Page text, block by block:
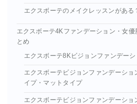
エクスボーテのメイクレッスンがある
エクスボーテ4Kファンデーション・女優
とめ
エクスボーテ8Kビジョンファンデーシ
エクスボーテビジョンファンデーショ
イプ・マットタイプ
エクスボーテビジョンファンデーショ